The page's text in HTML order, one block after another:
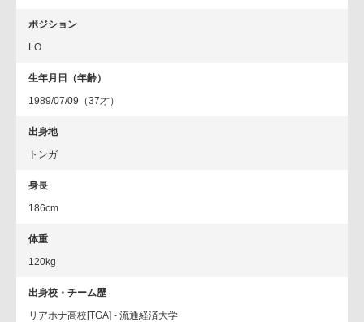
ポジション
LO
生年月日（年齢）
1989/07/09（37才）
出身地
トンガ
身長
186cm
体重
120kg
出身校・チーム歴
リアホナ高校[TGA] - 流通経済大学